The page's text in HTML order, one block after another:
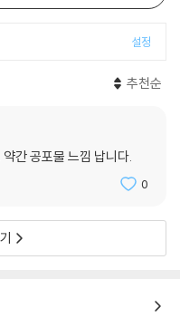
설정
추천순
간 공포물 느낌 납니다.
0